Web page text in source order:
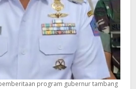
program gubernur tambang